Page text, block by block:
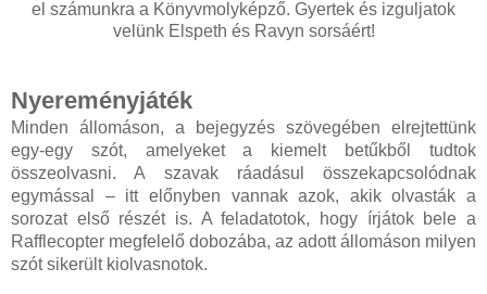
el számunkra a Könyvmolyképző. Gyertek és izguljatok
velünk Elspeth és Ravyn sorsáért!
Nyereményjáték
Minden állomáson, a bejegyzés szövegében elrejtettünk
egy-egy szót, amelyeket a kiemelt betűkből tudtok
összeolvasni. A szavak ráadásul összekapcsolódnak
egymással – itt előnyben vannak azok, akik olvasták a
sorozat első részét is. A feladatotok, hogy írjátok bele a
Rafflecopter megfelelő dobozába, az adott állomáson milyen
szót sikerült kiolvasnotok.